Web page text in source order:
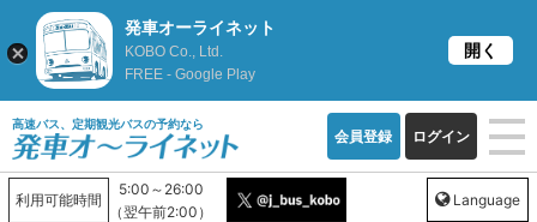
高速バス、定期観光バスの予約なら
会員登録 ログイン
利用可能時間
5:00～26:00
（翌午前2:00）
Language
発車オーライネット
KOBO Co., Ltd.
FREE - Google Play
開く